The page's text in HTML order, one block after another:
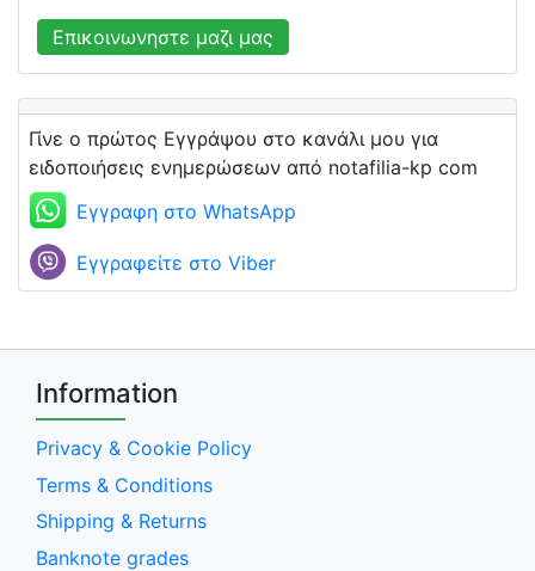
Επικοινωνηστε μαζι μας
Γίνε ο πρώτος Εγγράψου στο κανάλι μου για
ειδοποιήσεις ενημερώσεων από notafilia-kp com
Εγγραφη στο WhatsApp
Εγγραφείτε στο Viber
Information
Privacy & Cookie Policy
Terms & Conditions
Shipping & Returns
Banknote grades